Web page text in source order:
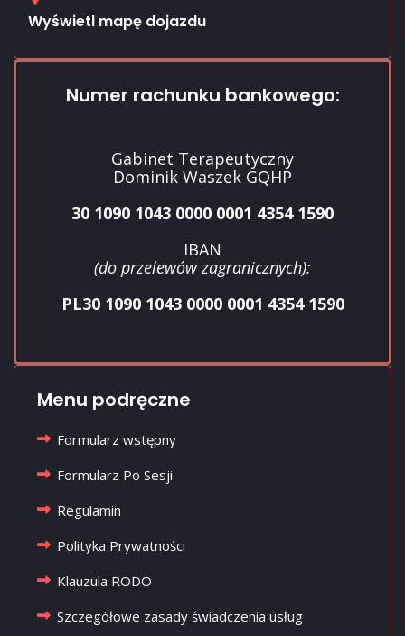
Wyświetl mapę dojazdu
Numer rachunku bankowego:
Gabinet Terapeutyczny
Dominik Waszek GQHP
30 1090 1043 0000 0001 4354 1590
IBAN
(do przelewów zagranicznych):
PL30 1090 1043 0000 0001 4354 1590
Menu podręczne
Formularz wstępny
Formularz Po Sesji
Regulamin
Polityka Prywatności
Klauzula RODO
Szczegółowe zasady świadczenia usług